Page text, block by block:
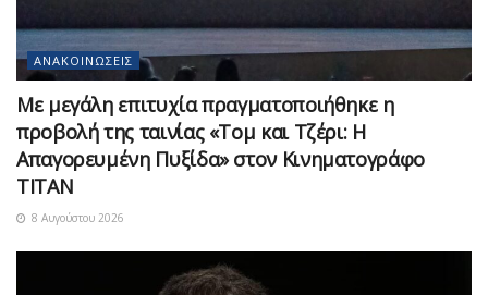
ΑΝΑΚΟΙΝΏΣΕΙΣ
Με μεγάλη επιτυχία πραγματοποιήθηκε η
προβολή της ταινίας «Τομ και Τζέρι: Η
Απαγορευμένη Πυξίδα» στον Κινηματογράφο
ΤΙΤΑΝ
8 Αυγούστου 2026